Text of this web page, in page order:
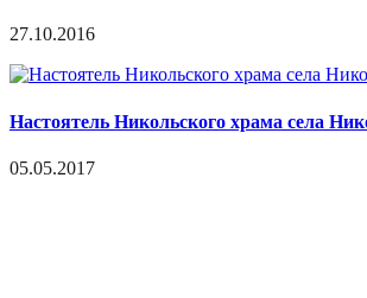
27.10.2016
Настоятель Никольского храма села
05.05.2017